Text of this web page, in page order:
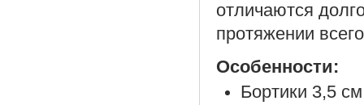
отличаются
протяжении
Особенности:
Бортики 3,5 см